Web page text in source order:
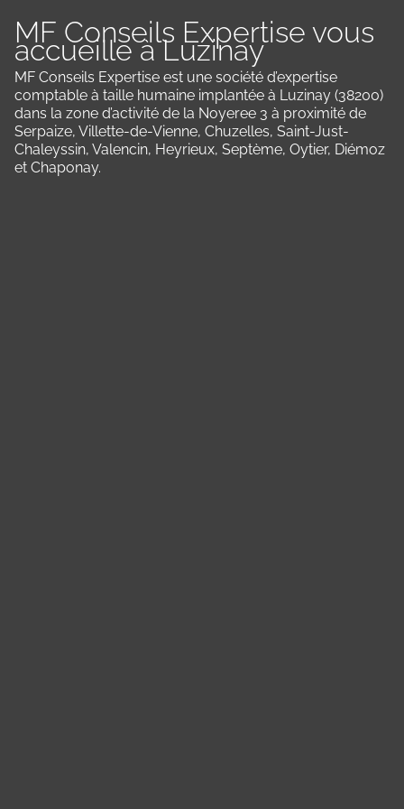
MF Conseils Expertise vous
accueille à Luzinay
MF Conseils Expertise est une société d’expertise
comptable à taille humaine implantée à Luzinay (38200)
dans la zone d’activité de la Noyeree 3 à proximité de
Serpaize, Villette-de-Vienne, Chuzelles, Saint-Just-
Chaleyssin, Valencin, Heyrieux, Septème, Oytier, Diémoz
et Chaponay.